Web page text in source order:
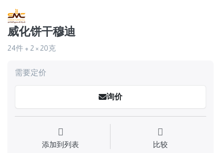
威化饼干穆迪
24件 + 2 × 20克
需要定价
询价
添加到列表 比较